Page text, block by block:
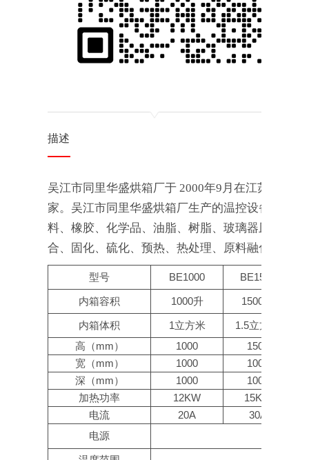
描述
吴江市同里华盛烘箱厂于 2000年9月在江苏省苏
家。吴江市同里华盛烘箱厂生产的温控设备工业
料、橡胶、化学品、油脂、树脂、玻璃器皿、机
合、固化、硫化、预热、热处理、原料融化保温
型号 BE1000 BE1500
内箱容积 1000升 1500升
内箱体积 1立方米 1.5立方米
高（mm）
1000
1500
宽（mm）
1000
1000
深（mm）
1000
1000
加热功率
12KW 15KW
电流
20A
30A
电源